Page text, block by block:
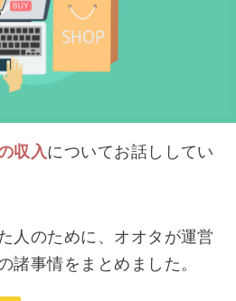
収入についてお話ししてい
人のために、オオタが運営
諸事情をまとめました。